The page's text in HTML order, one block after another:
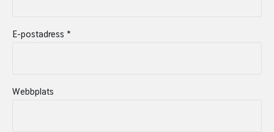
E-postadress *
Webbplats